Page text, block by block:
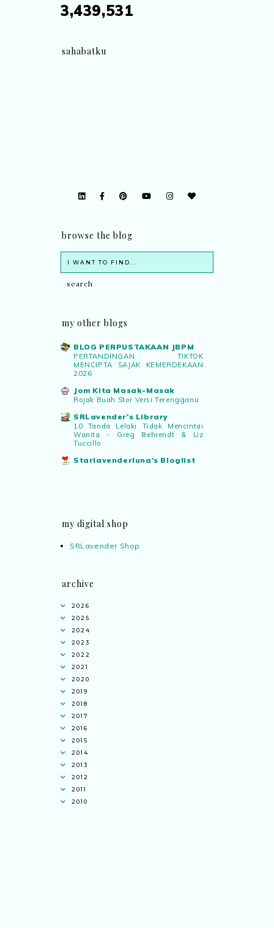
3,439,531
sahabatku
browse the blog
my other blogs
BLOG PERPUSTAKAAN JBPM
PERTANDINGAN TIKTOK
MENCIPTA SAJAK KEMERDEKAAN
2026
Jom Kita Masak-Masak
Rojak Buah Stor Versi Terengganu
SRLavender's Library
10 Tanda Lelaki Tidak Mencintai
Wanita - Greg Behrendt & Liz
Tuccillo
Starlavenderluna's Bloglist
my digital shop
SRLavender Shop
archive
2026
2025
2024
2023
2022
2021
2020
2019
2018
2017
2016
2015
2014
2013
2012
2011
2010